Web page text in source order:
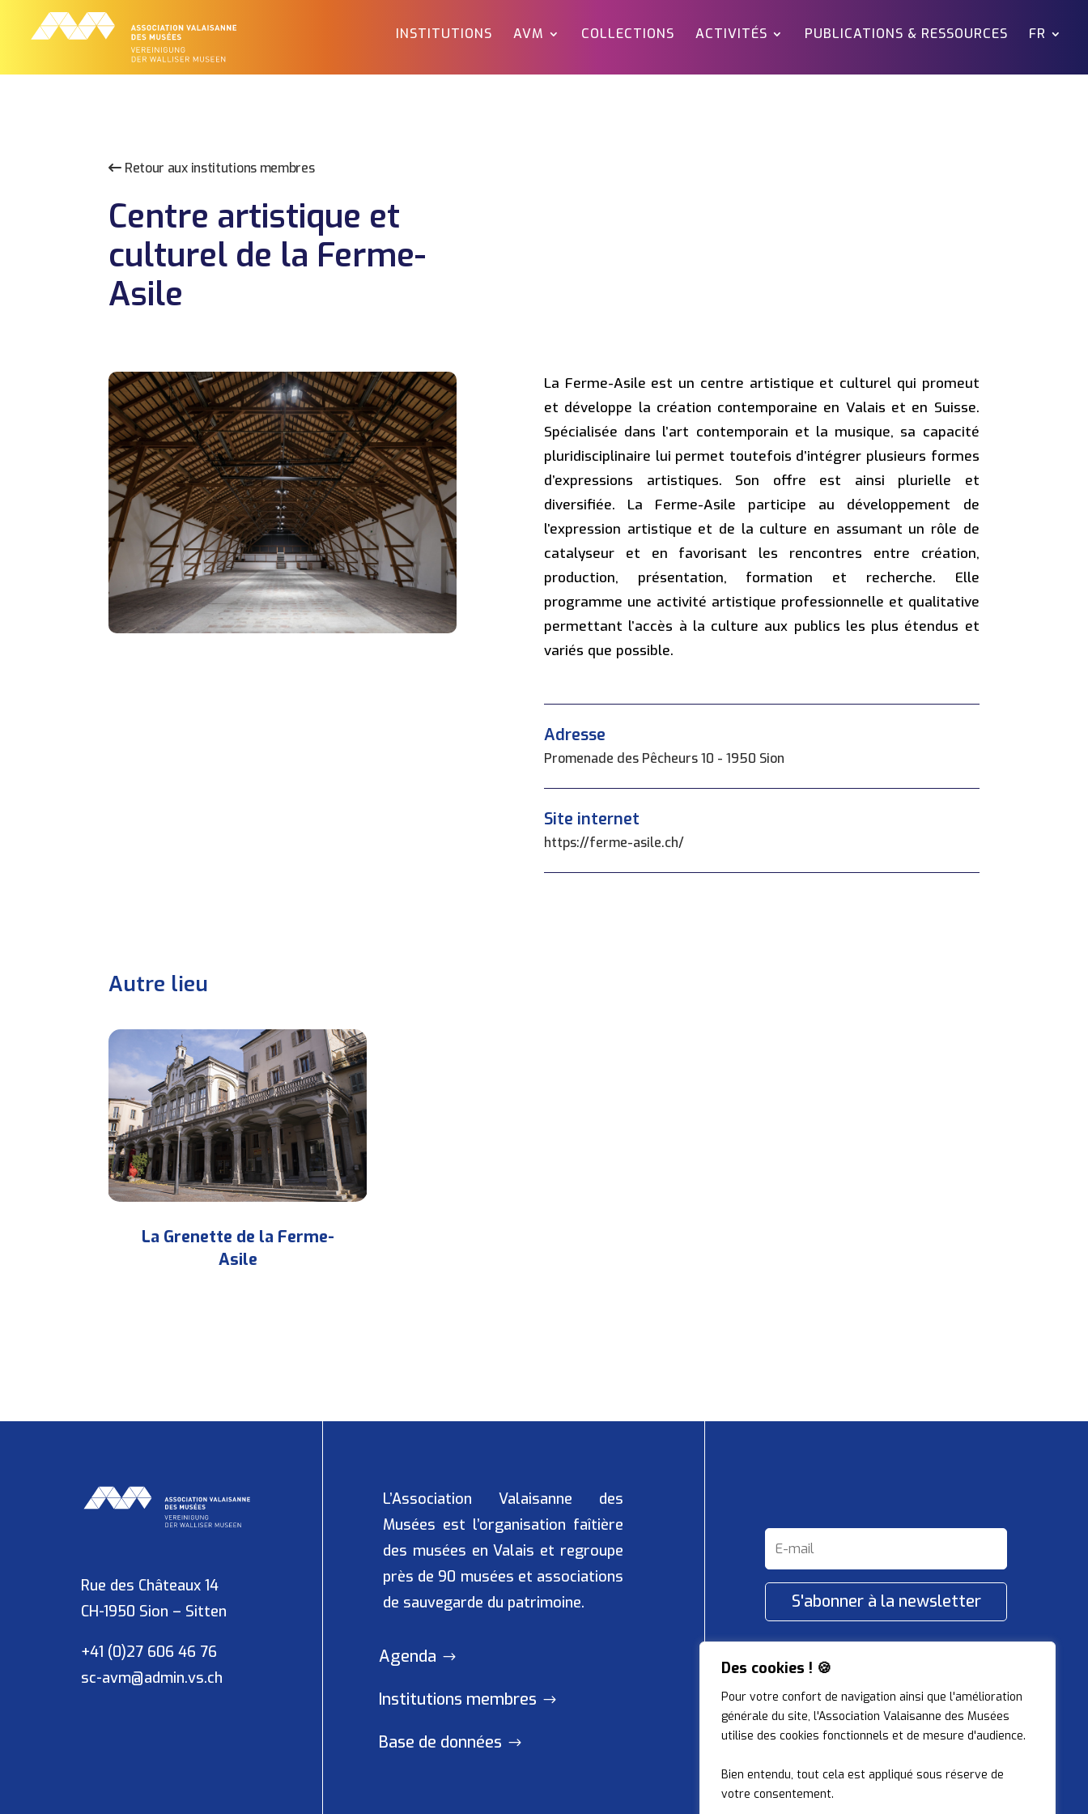
Des cookies ! 🍪
Pour votre confort de navigation ainsi que l'amélioration
générale du site, l'Association Valaisanne des Musées
utilise des cookies fonctionnels et de mesure d'audience.
Bien entendu, tout cela est appliqué sous réserve de
votre consentement.
INSTITUTIONS AVM COLLECTIONS ACTIVITÉS PUBLICATIONS & RESSOURCES FR
Retour aux institutions membres
Centre artistique et
culturel de la Ferme-
Asile
La Ferme-Asile est un centre artistique et culturel qui promeut
et développe la création contemporaine en Valais et en Suisse.
Spécialisée dans l’art contemporain et la musique, sa capacité
pluridisciplinaire lui permet toutefois d’intégrer plusieurs formes
d’expressions artistiques. Son offre est ainsi plurielle et
diversifiée. La Ferme-Asile participe au développement de
l’expression artistique et de la culture en assumant un rôle de
catalyseur et en favorisant les rencontres entre création,
production, présentation, formation et recherche. Elle
programme une activité artistique professionnelle et qualitative
permettant l’accès à la culture aux publics les plus étendus et
variés que possible.
Adresse
Promenade des Pêcheurs 10 - 1950 Sion
Site internet
https://ferme-asile.ch/
Autre lieu
La Grenette de la Ferme-
Asile
Rue des Châteaux 14
CH-1950 Sion – Sitten
+41 (0)27 606 46 76
sc-avm@admin.vs.ch
L’Association Valaisanne des
Musées est l’organisation faîtière
des musées en Valais et regroupe
près de 90 musées et associations
de sauvegarde du patrimoine.
Agenda
Institutions membres
Base de données
S'abonner à la newsletter
Restons connectés !